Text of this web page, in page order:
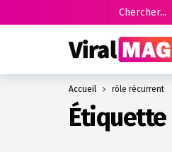
Accueil rôle récurrent
Étiquette